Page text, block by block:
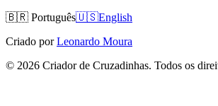
🇧🇷 Português🇺🇸English
Criado por Leonardo Moura
© 2026 Criador de Cruzadinhas. Todos os